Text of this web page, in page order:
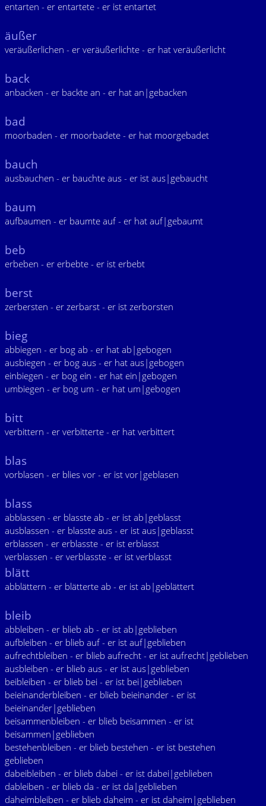
entarten - er entartete - er ist entartet
äußer
veräußerlichen - er veräußerlichte - er hat veräußerlicht
back
anbacken - er backte an - er hat an|gebacken
bad
moorbaden - er moorbadete - er hat moorgebadet
bauch
ausbauchen - er bauchte aus - er ist aus|gebaucht
baum
aufbaumen - er baumte auf - er hat auf|gebaumt
beb
erbeben - er erbebte - er ist erbebt
berst
zerbersten - er zerbarst - er ist zerborsten
bieg
abbiegen - er bog ab - er hat ab|gebogen
ausbiegen - er bog aus - er hat aus|gebogen
einbiegen - er bog ein - er hat ein|gebogen
umbiegen - er bog um - er hat um|gebogen
bitt
verbittern - er verbitterte - er hat verbittert
blas
vorblasen - er blies vor - er ist vor|geblasen
blass
abblassen - er blasste ab - er ist ab|geblasst
ausblassen - er blasste aus - er ist aus|geblasst
erblassen - er erblasste - er ist erblasst
verblassen - er verblasste - er ist verblasst
blätt
abblättern - er blätterte ab - er ist ab|geblättert
bleib
abbleiben - er blieb ab - er ist ab|geblieben
aufbleiben - er blieb auf - er ist auf|geblieben
aufrechtbleiben - er blieb aufrecht - er ist aufrecht|geblieben
ausbleiben - er blieb aus - er ist aus|geblieben
beibleiben - er blieb bei - er ist bei|geblieben
beieinanderbleiben - er blieb beieinander - er ist
beieinander|geblieben
beisammenbleiben - er blieb beisammen - er ist
beisammen|geblieben
bestehenbleiben - er blieb bestehen - er ist bestehen
geblieben
dabeibleiben - er blieb dabei - er ist dabei|geblieben
dableiben - er blieb da - er ist da|geblieben
daheimbleiben - er blieb daheim - er ist daheim|geblieben